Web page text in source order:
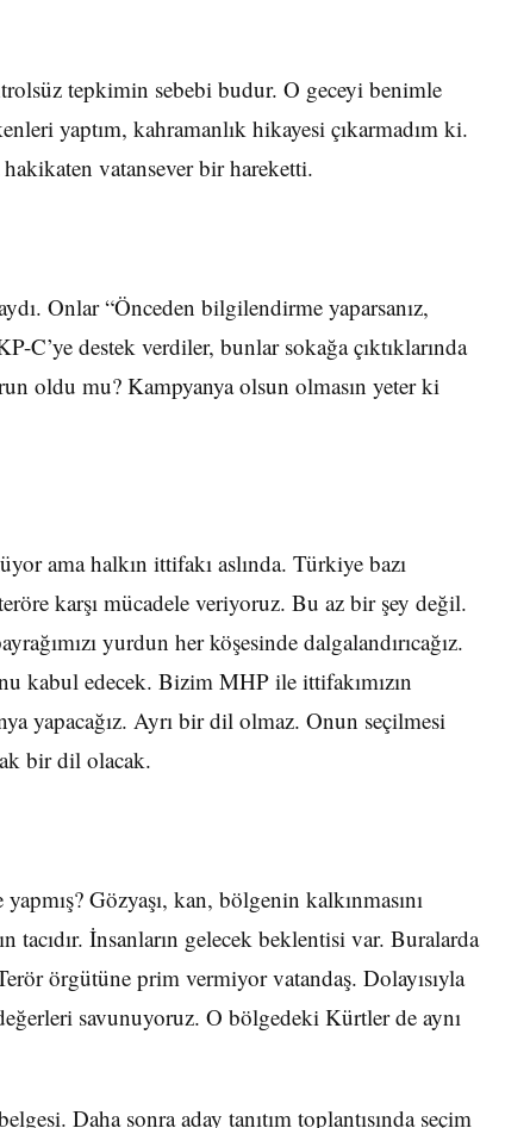
tepkimin sebebi budur. O geceyi benimle
yaptım, kahramanlık hikayesi çıkarmadım ki.
vatansever bir hareketti.
Onlar “Önceden bilgilendirme yaparsanız,
destek verdiler, bunlar sokağa çıktıklarında
oldu mu? Kampyanya olsun olmasın yeter ki
ama halkın ittifakı aslında. Türkiye bazı
karşı mücadele veriyoruz. Bu az bir şey değil.
yurdun her köşesinde dalgalandırıcağız.
kabul edecek. Bizim MHP ile ittifakımızın
yapacağız. Ayrı bir dil olmaz. Onun seçilmesi
bir dil olacak.
Gözyaşı, kan, bölgenin kalkınmasını
İnsanların gelecek beklentisi var. Buralarda
örgütüne prim vermiyor vatandaş. Dolayısıyla
savunuyoruz. O bölgedeki Kürtler de aynı
Daha sonra aday tanıtım toplantısında seçim